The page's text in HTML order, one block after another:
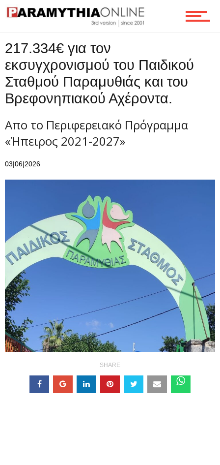
Ροή
217.334€ για τον
εκσυγχρονισμού του Παιδικού
Σταθμού Παραμυθιάς και του
Βρεφονηπιακού Αχέροντα.
Απο το Περιφερειακό Πρόγραμμα
«Ήπειρος 2021-2027»
03|06|2026
SHARE